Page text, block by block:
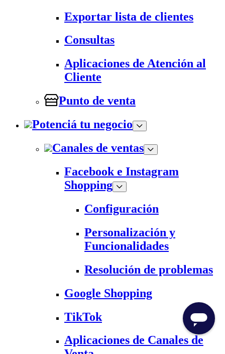
Exportar lista de clientes
Consultas
Aplicaciones de Atención al
Cliente
Punto de venta
Potenciá tu negocio
Canales de ventas
Facebook e Instagram
Shopping
Configuración
Personalización y
Funcionalidades
Resolución de problemas
Google Shopping
TikTok
Aplicaciones de Canales de